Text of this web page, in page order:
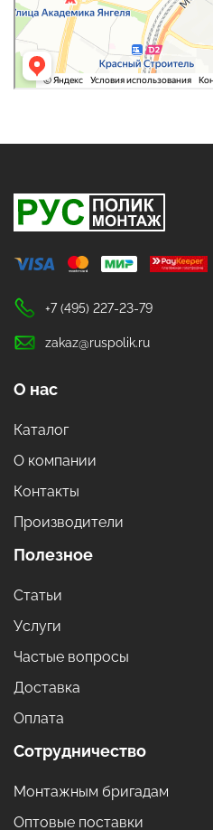
+7 (495) 227-23-79
zakaz@ruspolik.ru
О нас
Каталог
О компании
Контакты
Производители
Полезное
Статьи
Услуги
Частые вопросы
Доставка
Оплата
Сотрудничество
Монтажным бригадам
Оптовые поставки